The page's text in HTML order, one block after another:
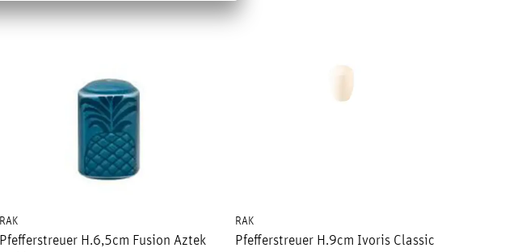
RAK
Pfefferstreuer H.6,5cm Fusion Aztek
RAK
Pfefferstreuer H.9cm Ivoris Classic